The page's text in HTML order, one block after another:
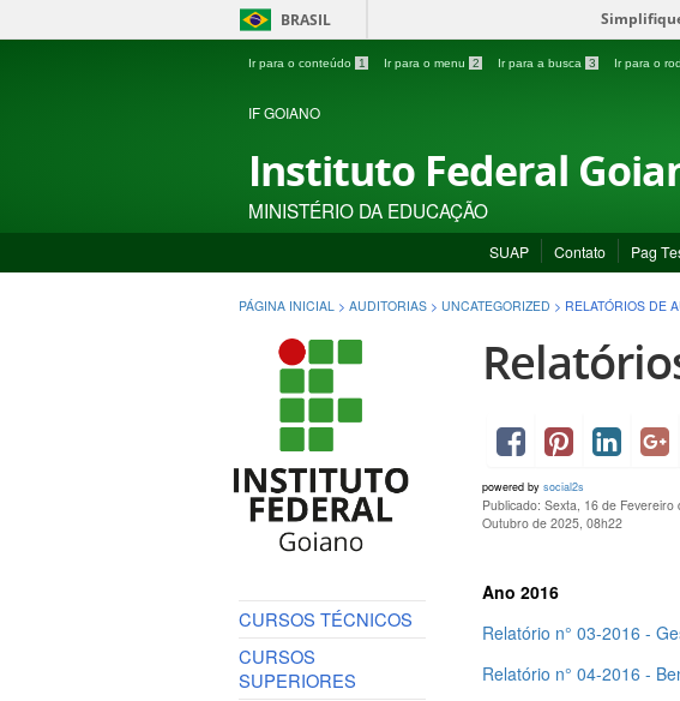
BRASIL
Ir para o conteúdo 1 Ir para o menu 2 Ir para a busca 3 Ir para o
IF GOIANO
Instituto Federal
MINISTÉRIO DA EDUCAÇÃO
SUAP Contato Pag
PÁGINA INICIAL > AUDITORIAS > UNCATEGORIZED > RELATÓRIOS DE
CURSOS TÉCNICOS
CURSOS
SUPERIORES
powered by social2s
Publicado: Sexta, 16 de
Outubro de 2025, 08h22
Ano 2016
Relatório n° 03-2016 -
Relatório n° 04-2016 -